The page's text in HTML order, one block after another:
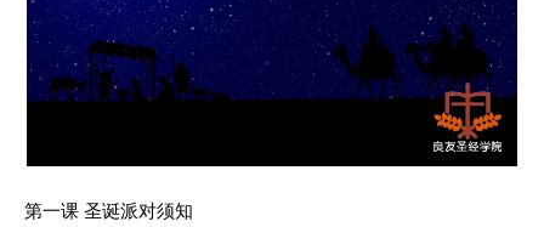
第一课 圣诞派对须知